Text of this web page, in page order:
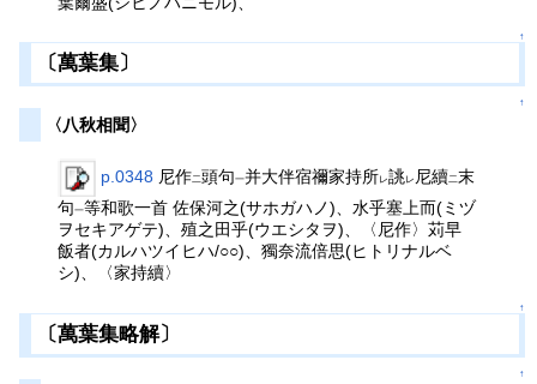
↑
〔萬葉集〕
↑
〈八秋相聞〉
p.0348 尼作二頭句一并大伴宿禰家持所レ誂レ 尼續二末
句一等和歌一首 佐保河之(サホガハノ)、水乎塞上而(ミヅ
ヲセキアゲテ)、殖之田乎(ウエシタヲ)、〈尼作〉苅早
飯者(カルハツイヒハ/○○)、獨奈流倍思(ヒトリナルベ
シ)、〈家持續〉
↑
〔萬葉集略解〕
↑